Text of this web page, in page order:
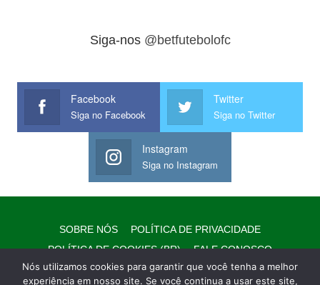
Siga-nos @betfutebolofc
Facebook
Siga no Facebook
Twitter
Siga no Twitter
Instagram
Siga no Instagram
SOBRE NÓS
POLÍTICA DE PRIVACIDADE
POLÍTICA DE COOKIES (BR)
FALE CONOSCO
EQUIPE/EXPEDIENTE
AVISO LEGAL WHATSAPP
Nós utilizamos cookies para garantir que você tenha a melhor
experiência em nosso site. Se você continua a usar este site,